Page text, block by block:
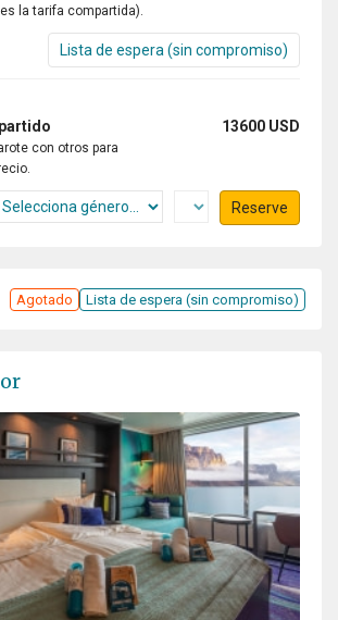
la tarifa compartida).
Lista de espera (sin compromiso)
13600 USD
con otros para
Reserve
Agotado Lista de espera (sin compromiso)